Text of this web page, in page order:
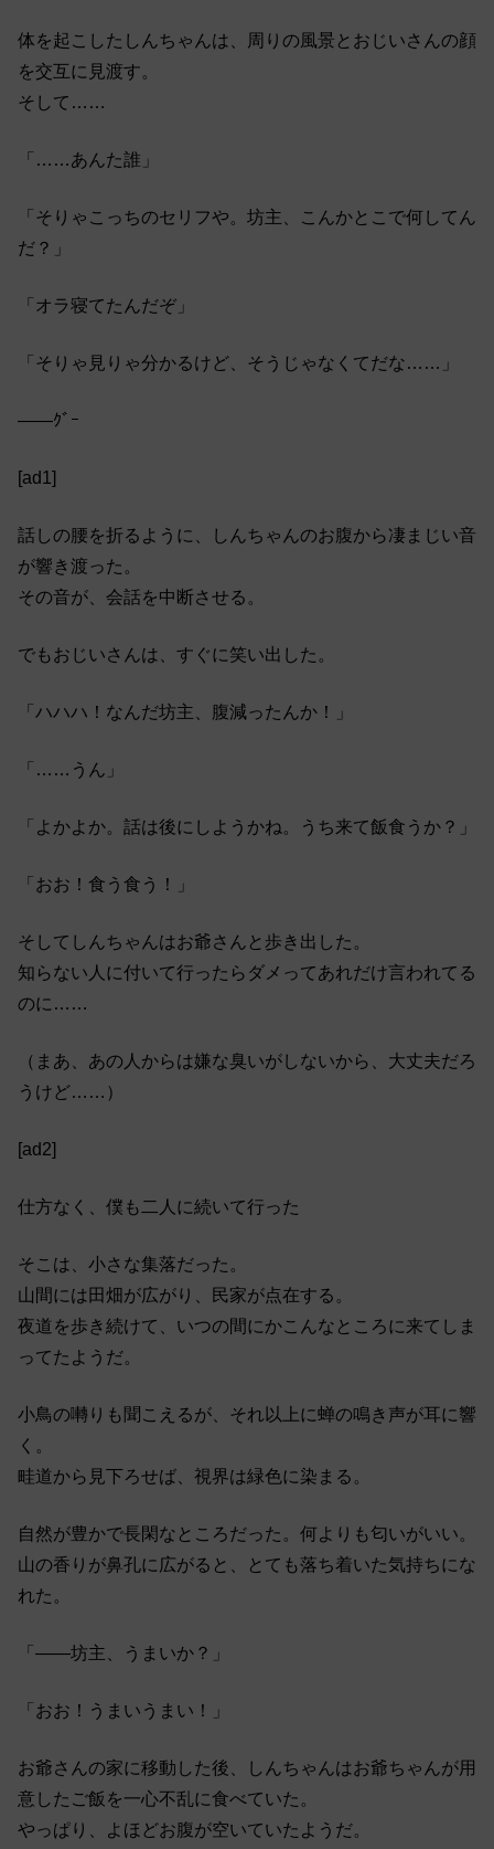
体を起こしたしんちゃんは、周りの風景とおじいさんの顔
を交互に見渡す。
そして……
「……あんた誰」
「そりゃこっちのセリフや。坊主、こんかとこで何してん
だ？」
「オラ寝てたんだぞ」
「そりゃ見りゃ分かるけど、そうじゃなくてだな……」
――ｸﾞｰ
[ad1]
話しの腰を折るように、しんちゃんのお腹から凄まじい音
が響き渡った。
その音が、会話を中断させる。
でもおじいさんは、すぐに笑い出した。
「ハハハ！なんだ坊主、腹減ったんか！」
「……うん」
「よかよか。話は後にしようかね。うち来て飯食うか？」
「おお！食う食う！」
そしてしんちゃんはお爺さんと歩き出した。
知らない人に付いて行ったらダメってあれだけ言われてる
のに……
（まあ、あの人からは嫌な臭いがしないから、大丈夫だろ
うけど……）
[ad2]
仕方なく、僕も二人に続いて行った
そこは、小さな集落だった。
山間には田畑が広がり、民家が点在する。
夜道を歩き続けて、いつの間にかこんなところに来てしま
ってたようだ。
小鳥の囀りも聞こえるが、それ以上に蝉の鳴き声が耳に響
く。
畦道から見下ろせば、視界は緑色に染まる。
自然が豊かで長閑なところだった。何よりも匂いがいい。
山の香りが鼻孔に広がると、とても落ち着いた気持ちにな
れた。
「――坊主、うまいか？」
「おお！うまいうまい！」
お爺さんの家に移動した後、しんちゃんはお爺ちゃんが用
意したご飯を一心不乱に食べていた。
やっぱり、よほどお腹が空いていたようだ。